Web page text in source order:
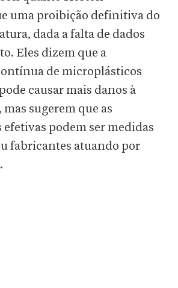
uma proibição definitiva do
dada a falta de dados
Eles dizem que a
de microplásticos
causar mais danos à
sugerem que as
efetivas podem ser medidas
fabricantes atuando por